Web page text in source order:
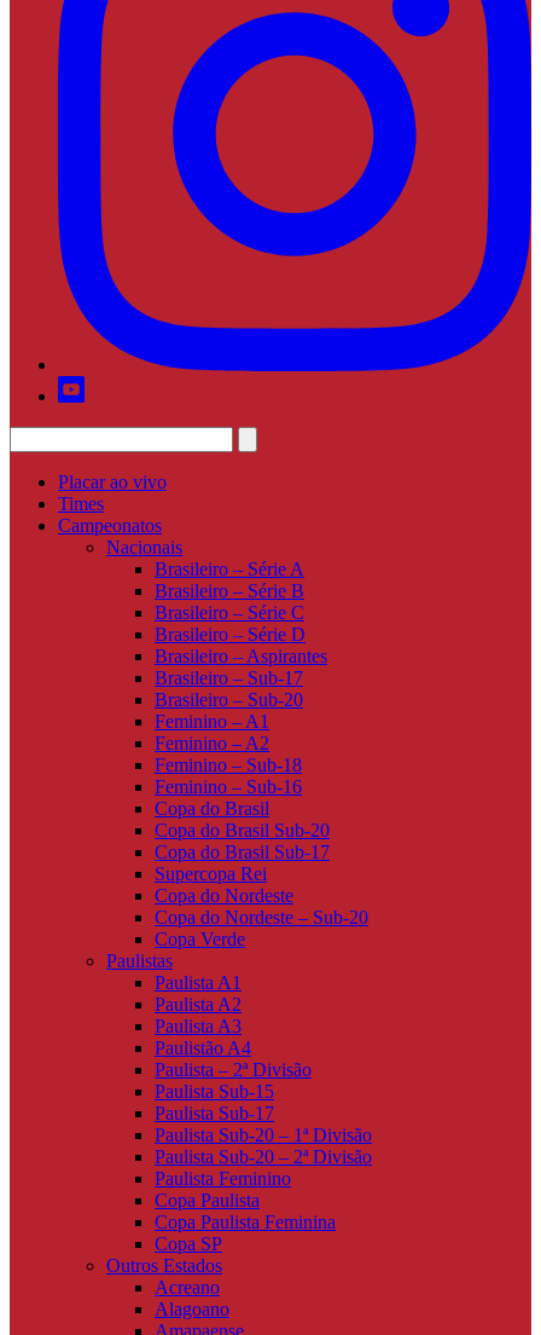
Placar ao vivo
Times
Campeonatos
Nacionais
Brasileiro – Série A
Brasileiro – Série B
Brasileiro – Série C
Brasileiro – Série D
Brasileiro – Aspirantes
Brasileiro – Sub-17
Brasileiro – Sub-20
Feminino – A1
Feminino – A2
Feminino – Sub-18
Feminino – Sub-16
Copa do Brasil
Copa do Brasil Sub-20
Copa do Brasil Sub-17
Supercopa Rei
Copa do Nordeste
Copa do Nordeste – Sub-20
Copa Verde
Paulistas
Paulista A1
Paulista A2
Paulista A3
Paulistão A4
Paulista – 2ª Divisão
Paulista Sub-15
Paulista Sub-17
Paulista Sub-20 – 1ª Divisão
Paulista Sub-20 – 2ª Divisão
Paulista Feminino
Copa Paulista
Copa Paulista Feminina
Copa SP
Outros Estados
Acreano
Alagoano
Amapaense